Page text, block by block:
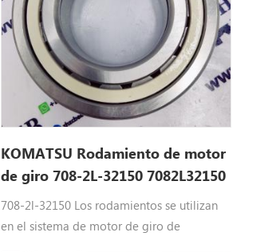
KOMATSU Rodamiento de motor
de giro 708-2L-32150 7082L32150
708-2l-32150 Los rodamientos se utilizan
en el sistema de motor de giro de